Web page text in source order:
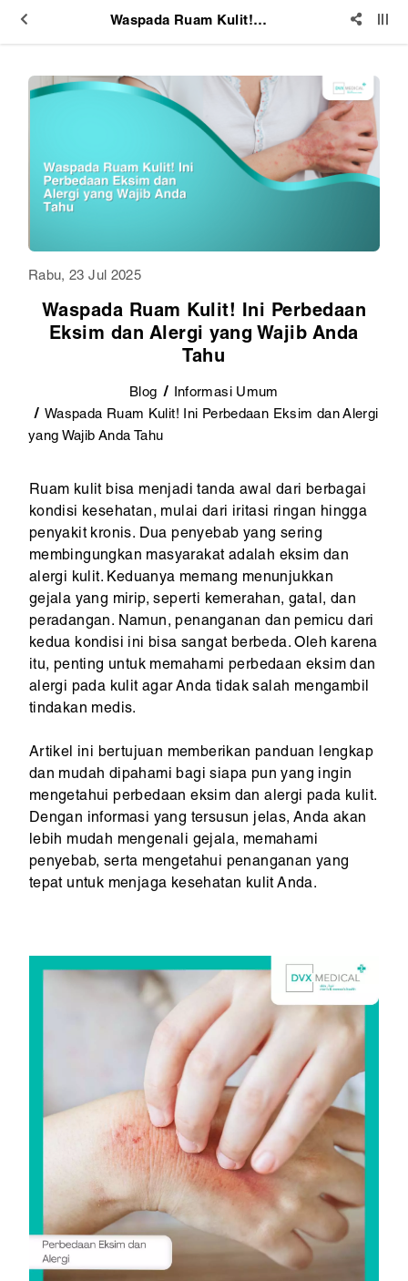
Waspada Ruam Kulit! Ini Perbedaan Eksim dan Alergi yang Wajib Anda Tahu
Rabu, 23 Jul 2025
Waspada Ruam Kulit! Ini Perbedaan
Eksim dan Alergi yang Wajib Anda
Tahu
Blog
Informasi Umum
Waspada Ruam Kulit! Ini Perbedaan Eksim dan Alergi
yang Wajib Anda Tahu
Ruam kulit bisa menjadi tanda awal dari berbagai
kondisi kesehatan, mulai dari iritasi ringan hingga
penyakit kronis. Dua penyebab yang sering
membingungkan masyarakat adalah eksim dan
alergi kulit. Keduanya memang menunjukkan
gejala yang mirip, seperti kemerahan, gatal, dan
peradangan. Namun, penanganan dan pemicu dari
kedua kondisi ini bisa sangat berbeda. Oleh karena
itu, penting untuk memahami perbedaan eksim dan
alergi pada kulit agar Anda tidak salah mengambil
tindakan medis.
Artikel ini bertujuan memberikan panduan lengkap
dan mudah dipahami bagi siapa pun yang ingin
mengetahui perbedaan eksim dan alergi pada kulit.
Dengan informasi yang tersusun jelas, Anda akan
lebih mudah mengenali gejala, memahami
penyebab, serta mengetahui penanganan yang
tepat untuk menjaga kesehatan kulit Anda.